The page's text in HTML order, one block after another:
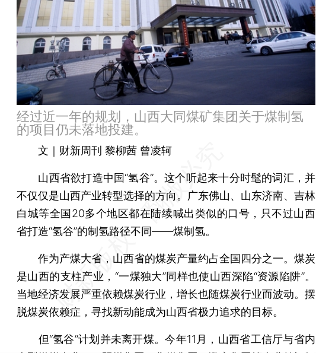
经过近一年的规划，山西大同煤矿集团关于煤制氢
的项目仍未落地投建。
文｜财新周刊 黎柳茜 曾凌轲
山西省欲打造中国“氢谷”。这个听起来十分时髦的词汇，并
不仅仅是山西产业转型选择的方向。广东佛山、山东济南、吉林
白城等全国20多个地区都在陆续喊出类似的口号，只不过山西
省打造“氢谷”的制氢路径不同——煤制氢。
作为产煤大省，山西省的煤炭产量约占全国四分之一。煤炭
是山西的支柱产业，“一煤独大”同样也使山西深陷“资源陷阱”。
当地经济发展严重依赖煤炭行业，增长也随煤炭行业而波动。摆
脱煤炭依赖症，寻找新动能成为山西省极力追求的目标。
但“氢谷”计划并未离开煤。今年11月，山西省工信厅与省内